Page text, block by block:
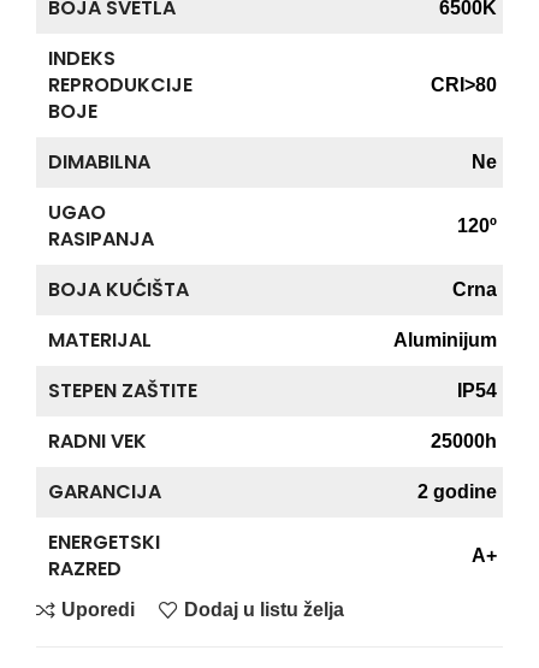
BOJA SVETLA 6500K
INDEKS
REPRODUKCIJE
BOJE
CRI>80
DIMABILNA Ne
UGAO
RASIPANJA
120º
BOJA KUĆIŠTA Crna
MATERIJAL Aluminijum
STEPEN ZAŠTITE IP54
RADNI VEK 25000h
GARANCIJA 2 godine
ENERGETSKI
RAZRED
A+
Uporedi Dodaj u listu želja